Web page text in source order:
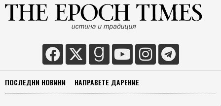
ПОСЛЕДНИ НОВИНИ НАПРАВЕТЕ ДАРЕНИЕ